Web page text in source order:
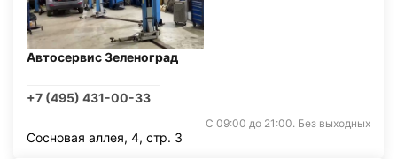
Автосервис Зеленоград
+7 (495) 431-00-33
С 09:00 до 21:00. Без выходных
Сосновая аллея, 4, стр. 3